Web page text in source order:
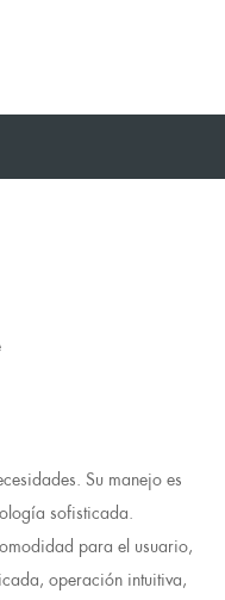
Su manejo es
sofisticada.
para el usuario,
operación intuitiva,